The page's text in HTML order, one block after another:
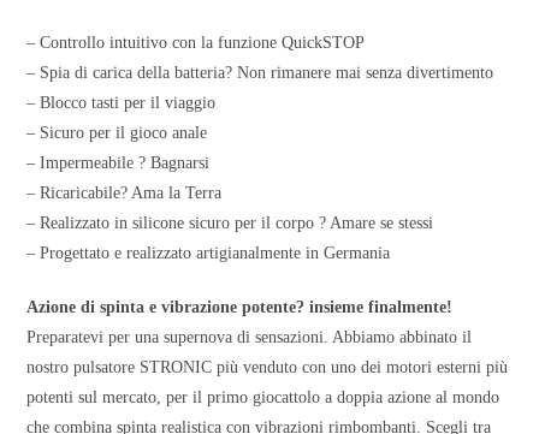
– Controllo intuitivo con la funzione QuickSTOP
– Spia di carica della batteria? Non rimanere mai senza divertimento
– Blocco tasti per il viaggio
– Sicuro per il gioco anale
– Impermeabile ? Bagnarsi
– Ricaricabile? Ama la Terra
– Realizzato in silicone sicuro per il corpo ? Amare se stessi
– Progettato e realizzato artigianalmente in Germania
Azione di spinta e vibrazione potente? insieme finalmente!
Preparatevi per una supernova di sensazioni. Abbiamo abbinato il
nostro pulsatore STRONIC più venduto con uno dei motori esterni più
potenti sul mercato, per il primo giocattolo a doppia azione al mondo
che combina spinta realistica con vibrazioni rimbombanti. Scegli tra